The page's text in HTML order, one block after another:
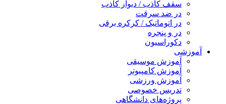
سقف کاذب / دیوار کاذب
در ضد سرقت
در اتوماتیک / کرکره برقی
در و پنجره
دکوراسیون
آموزشی
آموزش موسیقی
آموزش کامپیوتر
آموزش ورزشی
تدریس خصوصی
پروژه‌های دانشگاهی